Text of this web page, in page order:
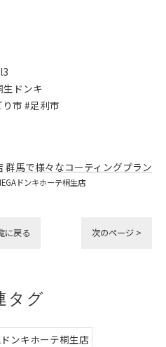
生ドンキ
市 #足利市
群馬で様々なコーティングプラン
ドンキホーテ桐生店
に戻る 次のページ >
タグ
ンキホーテ桐生店